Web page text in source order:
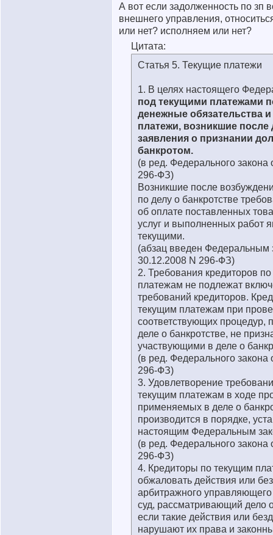
А вот если задолженность по зп
внешнего управления,
или нет? исполняем или нет?
Цитата:
Статья 5. Текущие платежи
1. В целях настоящего
под текущими платежами
денежные обязательства
платежи, возникшие после
заявления о признании
банкротом.
(в ред. Федерального закона
296-ФЗ)
Возникшие после
по делу о банкротстве
об оплате поставленных
услуг и выполненных работ
текущими.
(абзац введен Федеральным
30.12.2008 N 296-ФЗ)
2. Требования кредиторов
платежам не подлежат
требований кредиторов.
текущим платежам при
соответствующих процедур,
деле о банкротстве, не
участвующими в деле о
(в ред. Федерального закона
296-ФЗ)
3. Удовлетворение
текущим платежам в ходе
применяемых в деле о
производится в порядке,
настоящим Федеральным
(в ред. Федерального закона
296-ФЗ)
4. Кредиторы по текущим
обжаловать действия или
арбитражного
суд, рассматривающий дело
если такие действия или
нарушают их права и